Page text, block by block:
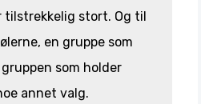
tilstrekkelig stort. Og til
en gruppe som
som holder
annet valg.